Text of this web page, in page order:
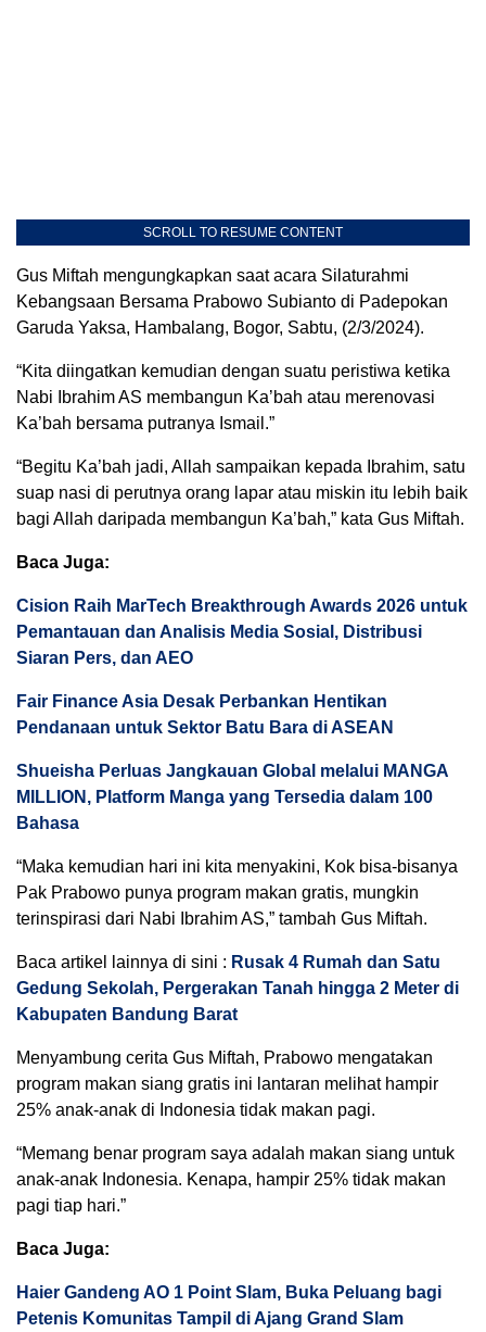
SCROLL TO RESUME CONTENT
Gus Miftah mengungkapkan saat acara Silaturahmi
Kebangsaan Bersama Prabowo Subianto di Padepokan
Garuda Yaksa, Hambalang, Bogor, Sabtu, (2/3/2024).
“Kita diingatkan kemudian dengan suatu peristiwa ketika
Nabi Ibrahim AS membangun Ka’bah atau merenovasi
Ka’bah bersama putranya Ismail.”
“Begitu Ka’bah jadi, Allah sampaikan kepada Ibrahim, satu
suap nasi di perutnya orang lapar atau miskin itu lebih baik
bagi Allah daripada membangun Ka’bah,” kata Gus Miftah.
Baca Juga:
Cision Raih MarTech Breakthrough Awards 2026 untuk
Pemantauan dan Analisis Media Sosial, Distribusi
Siaran Pers, dan AEO
Fair Finance Asia Desak Perbankan Hentikan
Pendanaan untuk Sektor Batu Bara di ASEAN
Shueisha Perluas Jangkauan Global melalui MANGA
MILLION, Platform Manga yang Tersedia dalam 100
Bahasa
“Maka kemudian hari ini kita menyakini, Kok bisa-bisanya
Pak Prabowo punya program makan gratis, mungkin
terinspirasi dari Nabi Ibrahim AS,” tambah Gus Miftah.
Baca artikel lainnya di sini : Rusak 4 Rumah dan Satu
Gedung Sekolah, Pergerakan Tanah hingga 2 Meter di
Kabupaten Bandung Barat
Menyambung cerita Gus Miftah, Prabowo mengatakan
program makan siang gratis ini lantaran melihat hampir
25% anak-anak di Indonesia tidak makan pagi.
“Memang benar program saya adalah makan siang untuk
anak-anak Indonesia. Kenapa, hampir 25% tidak makan
pagi tiap hari.”
Baca Juga:
Haier Gandeng AO 1 Point Slam, Buka Peluang bagi
Petenis Komunitas Tampil di Ajang Grand Slam